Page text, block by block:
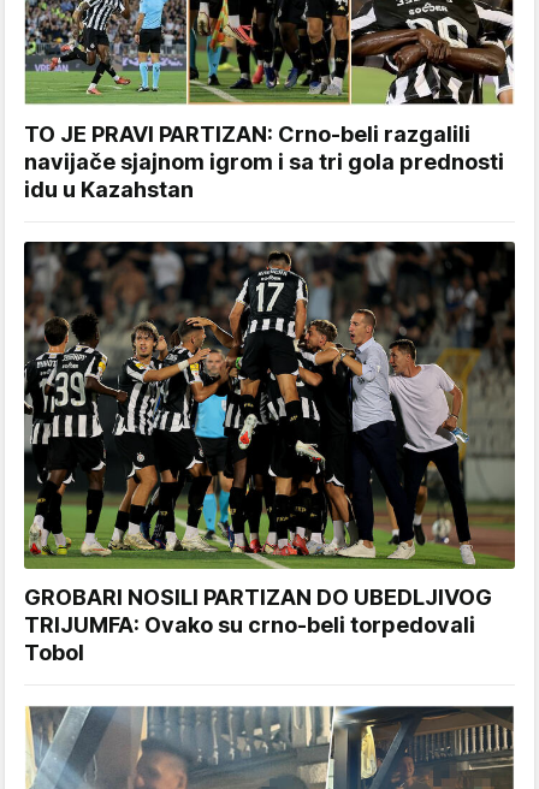
TO JE PRAVI PARTIZAN: Crno-beli razgalili
navijače sjajnom igrom i sa tri gola prednosti
idu u Kazahstan
GROBARI NOSILI PARTIZAN DO UBEDLJIVOG
TRIJUMFA: Ovako su crno-beli torpedovali
Tobol